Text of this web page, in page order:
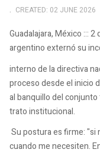
CREATED: 02 JUNE 2026
Guadalajara, México :::
argentino externó su
interno de la directiva
proceso desde el inicio
al banquillo del
trato institucional.
Su postura es firme: "si
cuando me necesiten.